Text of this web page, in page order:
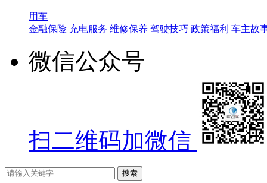
用车
金融保险 充电服务 维修保养 驾驶技巧 政策福利 车主故
微信公众号
扫二维码加微信